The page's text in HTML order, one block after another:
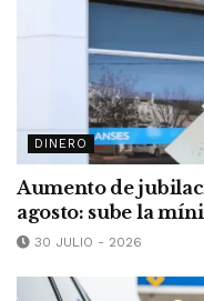
DINERO
Aumento de
agosto: sube la
30 JULIO - 2026